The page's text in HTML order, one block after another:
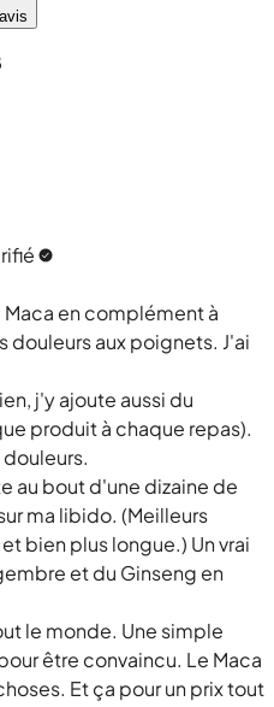
en complément à
douleurs aux poignets. J'ai
j'y ajoute aussi du
produit à chaque repas).
au bout d'une dizaine de
ma libido. (Meilleurs
bien plus longue.) Un vrai
et du Ginseng en
le monde. Une simple
être convaincu. Le Maca
Et ça pour un prix tout